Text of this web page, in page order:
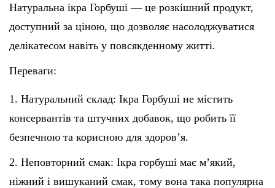
Натуральна ікра Горбуші — це розкішний продукт,
доступний за ціною, що дозволяє насолоджуватися
делікатесом навіть у повсякденному житті.
Переваги:
1. Натуральний склад: Ікра Горбуші не містить
консервантів та штучних добавок, що робить її
безпечною та корисною для здоров’я.
2. Неповторний смак: Ікра горбуші має м’який,
ніжний і вишуканий смак, тому вона така популярна